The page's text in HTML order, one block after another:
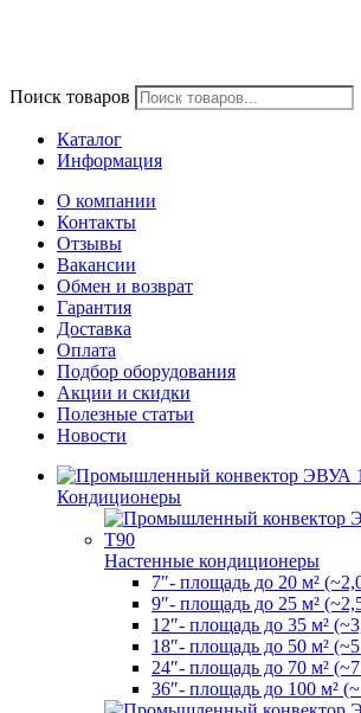
Поиск товаров
Каталог
Информация
О компании
Контакты
Отзывы
Вакансии
Обмен и возврат
Гарантия
Доставка
Оплата
Подбор оборудования
Акции и скидки
Полезные статьи
Новости
Кондиционеры
Настенные кондиционеры
7″- площадь до 20 м²
9″- площадь до 25 м²
12″- площадь до 35 м²
18″- площадь до 50 м²
24″- площадь до 70 м²
36″- площадь до 100 м²